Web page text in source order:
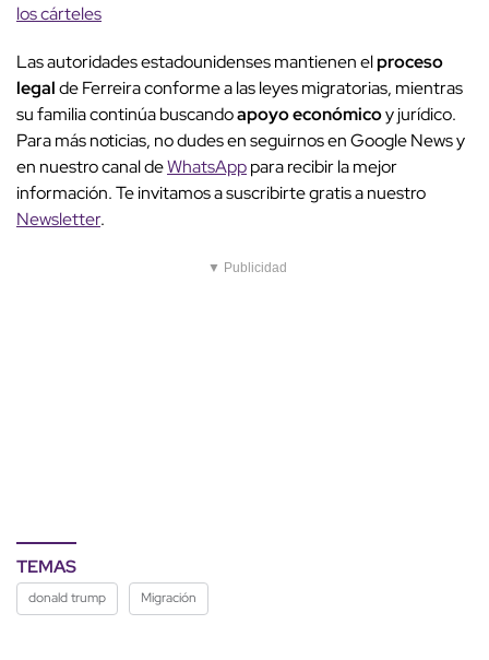
los cárteles
Las autoridades estadounidenses mantienen elproceso
legalde Ferreira conforme a las leyes migratorias, mientras
su familia continúa buscandoapoyo económicoy jurídico.
Para más noticias, no dudes en seguirnos en Google News y
en nuestro canal deWhatsApppara recibir la mejor
información. Te invitamos a suscribirte gratis a nuestro
Newsletter.
▼ Publicidad
TEMAS
donald trump Migración